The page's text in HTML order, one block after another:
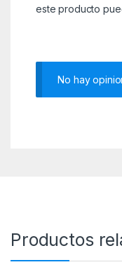
este producto
No hay
Productos